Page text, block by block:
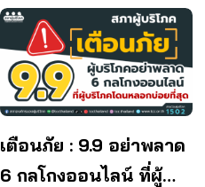
ผู้บริโภค
เตือนภัย : 9.9 อย่าพลาด
6 กลโกงออนไลน์ ที่ผู้